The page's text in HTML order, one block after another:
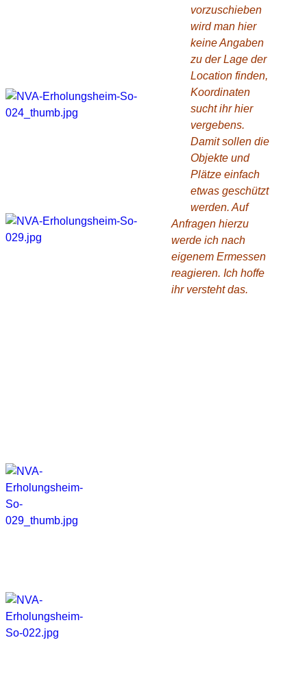
vorzuschieben
wird man hier
keine Angaben
zu der Lage der
Location finden,
Koordinaten
sucht ihr hier
vergebens.
Damit sollen die
Objekte und
Plätze einfach
etwas geschützt
werden. Auf
Anfragen hierzu
werde ich nach
eigenem Ermessen
reagieren. Ich hoffe
ihr versteht das.